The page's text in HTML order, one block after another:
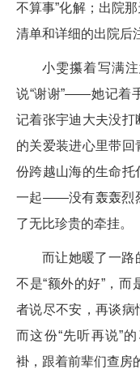
不算事”化解；出院
清单和详细的出院后
小雯攥着写满
说“谢谢”——她记着
记着张宇迪大夫没打
的关爱装进心里带
份跨越山海的生命托
一起——没有轰轰烈
了无比珍贵的牵挂。
而让她暖了一路
不是“额外的好”，
者说尽不安，再谈病
而这份“先听再说”
褂，跟着前辈们查房